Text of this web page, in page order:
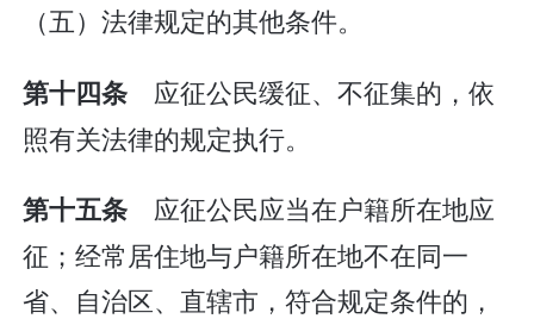
（五）法律规定的其他条件。
第十四条 应征公民缓征、不征集的，依
照有关法律的规定执行。
第十五条 应征公民应当在户籍所在地应
征；经常居住地与户籍所在地不在同一
省、自治区、直辖市，符合规定条件的，